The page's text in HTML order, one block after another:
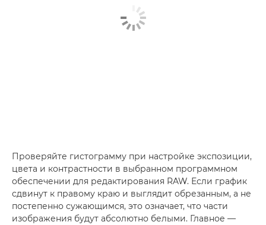
Проверяйте гистограмму при настройке экспозиции,
цвета и контрастности в выбранном программном
обеспечении для редактирования RAW. Если график
сдвинут к правому краю и выглядит обрезанным, а не
постепенно сужающимся, это означает, что части
изображения будут абсолютно белыми. Главное —